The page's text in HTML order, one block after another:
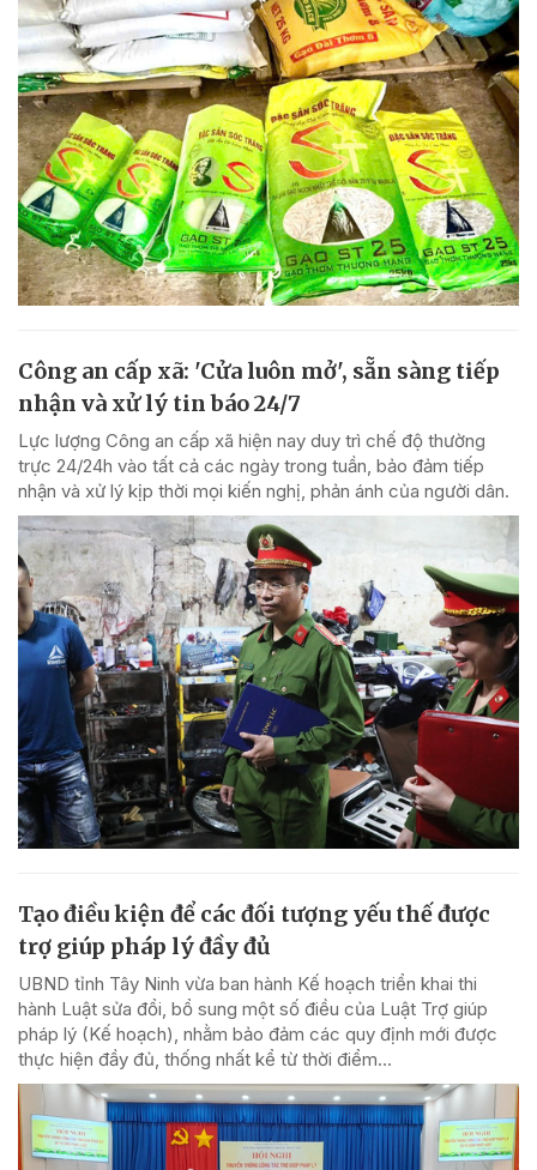
Công an cấp xã: 'Cửa luôn mở', sẵn sàng tiếp
nhận và xử lý tin báo 24/7
Lực lượng Công an cấp xã hiện nay duy trì chế độ thường
trực 24/24h vào tất cả các ngày trong tuần, bảo đảm tiếp
nhận và xử lý kịp thời mọi kiến nghị, phản ánh của người dân.
Tạo điều kiện để các đối tượng yếu thế được
trợ giúp pháp lý đầy đủ
UBND tỉnh Tây Ninh vừa ban hành Kế hoạch triển khai thi
hành Luật sửa đổi, bổ sung một số điều của Luật Trợ giúp
pháp lý (Kế hoạch), nhằm bảo đảm các quy định mới được
thực hiện đầy đủ, thống nhất kể từ thời điểm...